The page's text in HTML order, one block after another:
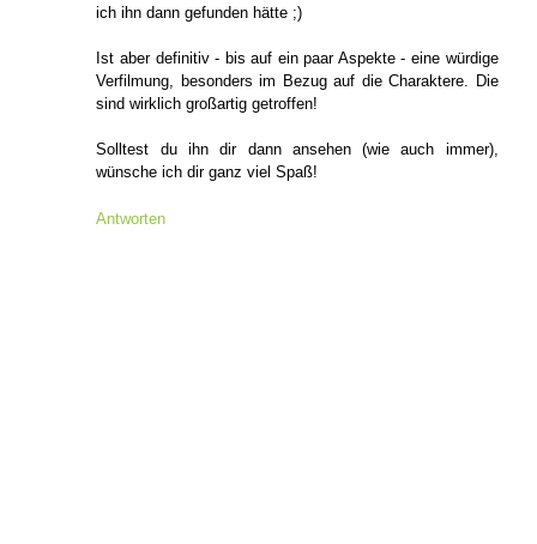
ich ihn dann gefunden hätte ;)
Ist aber definitiv - bis auf ein paar Aspekte - eine würdige
Verfilmung, besonders im Bezug auf die Charaktere. Die
sind wirklich großartig getroffen!
Solltest du ihn dir dann ansehen (wie auch immer),
wünsche ich dir ganz viel Spaß!
Antworten